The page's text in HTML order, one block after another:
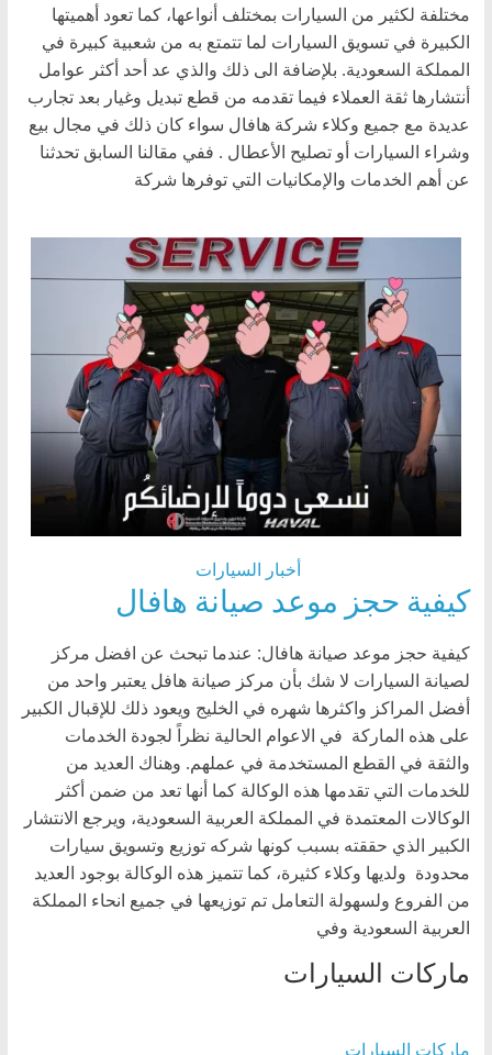
مختلفة لكثير من السيارات بمختلف أنواعها، كما تعود أهميتها
الكبيرة في تسويق السيارات لما تتمتع به من شعبية كبيرة في
المملكة السعودية. بلإضافة الى ذلك والذي عد أحد أكثر عوامل
أنتشارها ثقة العملاء فيما تقدمه من قطع تبديل وغيار بعد تجارب
عديدة مع جميع وكلاء شركة هافال سواء كان ذلك في مجال بيع
وشراء السيارات أو تصليح الأعطال . ففي مقالنا السابق تحدثنا
عن أهم الخدمات والإمكانيات التي توفرها شركة
أخبار السيارات
كيفية حجز موعد صيانة هافال
كيفية حجز موعد صيانة هافال: عندما تبحث عن افضل مركز
لصيانة السيارات لا شك بأن مركز صيانة هافل يعتبر واحد من
أفضل المراكز واكثرها شهره في الخليج ويعود ذلك للإقبال الكبير
على هذه الماركة في الاعوام الحالية نظراً لجودة الخدمات
والثقة في القطع المستخدمة في عملهم. وهناك العديد من
للخدمات التي تقدمها هذه الوكالة كما أنها تعد من ضمن أكثر
الوكالات المعتمدة في المملكة العربية السعودية، ويرجع الانتشار
الكبير الذي حققته بسبب كونها شركه توزيع وتسويق سيارات
محدودة ولديها وكلاء كثيرة، كما تتميز هذه الوكالة بوجود العديد
من الفروع ولسهولة التعامل تم توزيعها في جميع انحاء المملكة
العربية السعودية وفي
ماركات السيارات
ماركات السيارات